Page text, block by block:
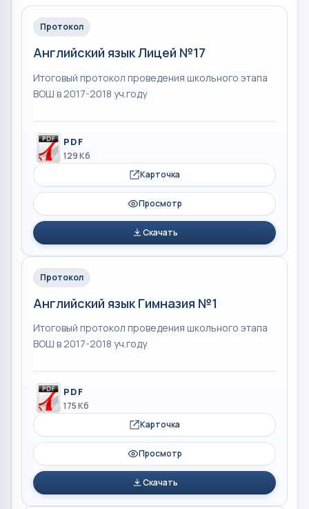
Протокол
Английский язык Лицей №17
Итоговый протокол проведения школьного этапа
ВОШ в 2017-2018 уч.году
PDF
129 Кб
Карточка
Просмотр
Скачать
Протокол
Английский язык Гимназия №1
Итоговый протокол проведения школьного этапа
ВОШ в 2017-2018 уч.году
PDF
175 Кб
Карточка
Просмотр
Скачать